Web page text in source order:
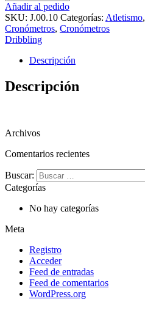
Añadir al pedido
SKU: J.00.10 Categorías: Atletismo,
Cronómetros, Cronómetros
Dribbling
Descripción
Descripción
Archivos
Comentarios recientes
Buscar:
Categorías
No hay categorías
Meta
Registro
Acceder
Feed de entradas
Feed de comentarios
WordPress.org